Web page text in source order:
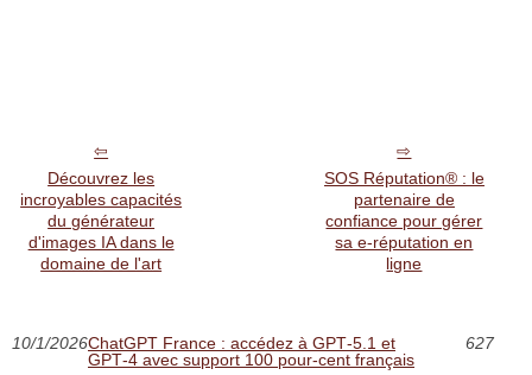
Découvrez les
incroyables capacités
du générateur
d'images IA dans le
domaine de l'art
SOS Réputation® : le
partenaire de
confiance pour gérer
sa e-réputation en
ligne
10/1/2026ChatGPT France : accédez à GPT‑5.1 et
GPT‑4 avec support 100 pour-cent français
627